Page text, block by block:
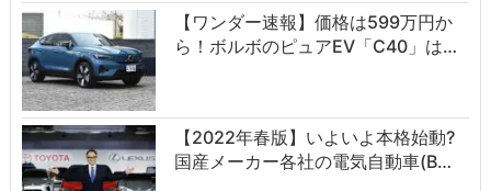
【ワンダー速報】価格は599万円か
ら！ボルボのピュアEV「C40」は…
【2022年春版】いよいよ本格始動?
国産メーカー各社の電気自動車(B…